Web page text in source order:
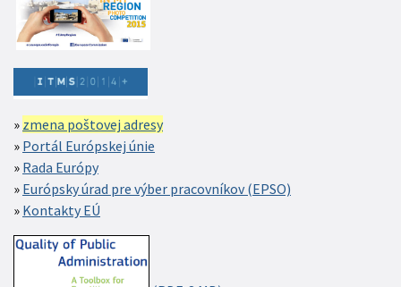
zmena poštovej adresy
Portál Európskej únie
Rada Európy
Európsky úrad pre výber pracovníkov (EPSO)
Kontakty EÚ